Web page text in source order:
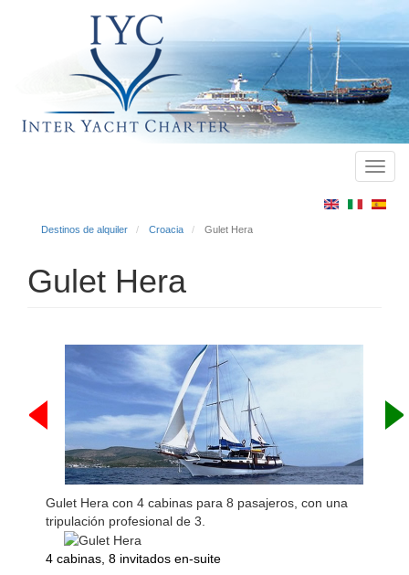
Destinos de alquiler Croacia Gulet Hera
Gulet Hera
Gulet Hera con 4 cabinas para 8 pasajeros, con una
tripulación profesional de 3.
4 cabinas, 8 invitados en-suite